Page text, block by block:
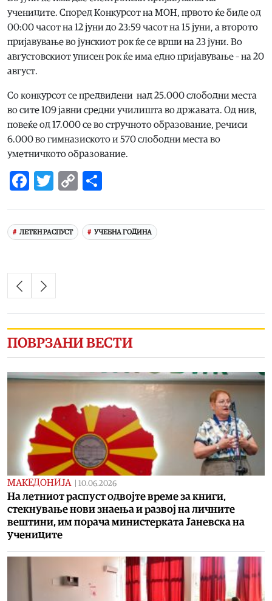
учениците. Според Конкурсот на МОН, првото ќе биде од
00:00 часот на 12 јуни до 23:59 часот на 15 јуни, а второто
пријавување во јунскиот рок ќе се врши на 23 јуни. Во
августовскиот уписен рок ќе има едно пријавување – на 20
август.
Со конкурсот се предвидени над 25.000 слободни места
во сите 109 јавни средни училишта во државата. Од нив,
повеќе од 17.000 се во стручното образование, речиси
6.000 во гимназиското и 570 слободни места во
уметничкото образование.
Facebook
Twitter
Copy
ЛЕТЕН РАСПУСТ УЧЕБНА ГОДИНА
ПОВРЗАНИ ВЕСТИ
МАКЕДОНИЈА 10.06.2026
На летниот распуст одвојте време за книги,
стекнување нови знаења и развој на личните
вештини, им порача министерката Јаневска на
учениците